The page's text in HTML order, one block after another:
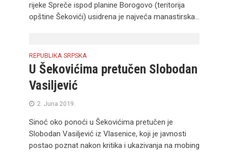
rijeke Spreče ispod planine Borogovo (teritorija
opštine Šekovići) usidrena je najveća manastirska...
REPUBLIKA SRPSKA
U Šekovićima pretučen Slobodan
Vasiljević
2. Juna 2019.
Sinoć oko ponoći u Šekovićima pretučen je
Slobodan Vasiljević iz Vlasenice, koji je javnosti
postao poznat nakon kritika i ukazivanja na mobing